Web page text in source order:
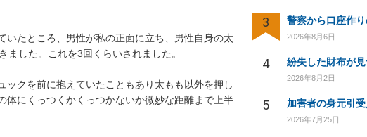
たところ、男性が私の正面に立ち、男性自身の太
ました。これを3回くらいされました。
クを前に抱えていたこともあり太もも以外を押し
体にくっつくかくっつかないか微妙な距離まで上半
3
2026年8月6日
4
2026年8月2日
5
2026年7月25日